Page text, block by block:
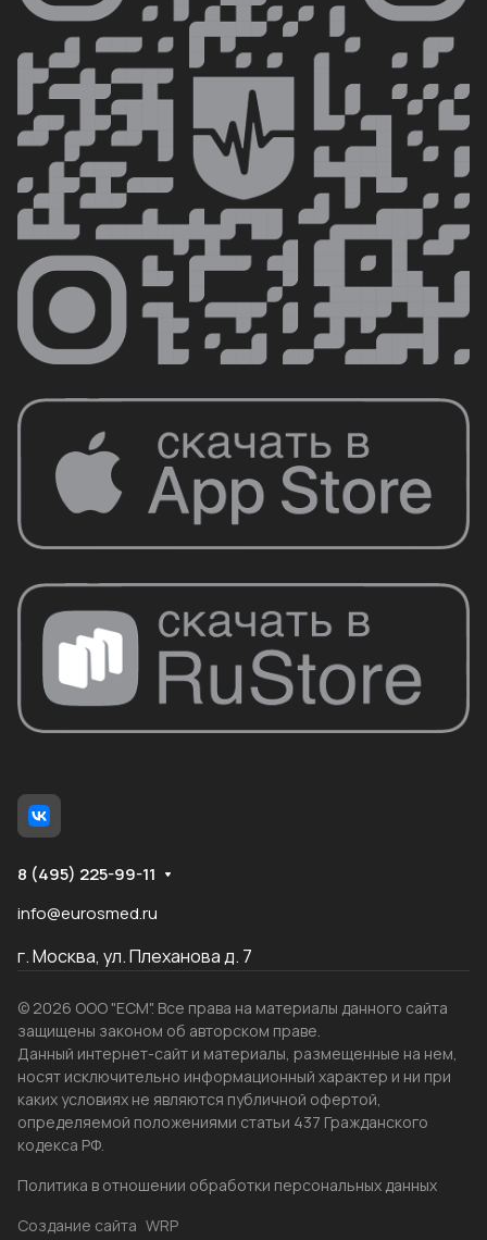
8 (495) 225-99-11
info@eurosmed.ru
г. Москва, ул. Плеханова д. 7
© 2026 ООО "ЕСМ". Все права на материалы данного сайта
защищены законом об авторском праве.
Данный интернет-сайт и материалы, размещенные на нем,
носят исключительно информационный характер и ни при
каких условиях не являются публичной офертой,
определяемой положениями статьи 437 Гражданского
кодекса РФ.
Политика в отношении обработки персональных данных
Создание сайта WRP